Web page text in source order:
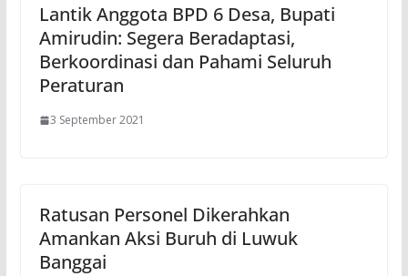
Lantik Anggota BPD 6 Desa, Bupati
Amirudin: Segera Beradaptasi,
Berkoordinasi dan Pahami Seluruh
Peraturan
3 September 2021
Ratusan Personel Dikerahkan
Amankan Aksi Buruh di Luwuk
Banggai